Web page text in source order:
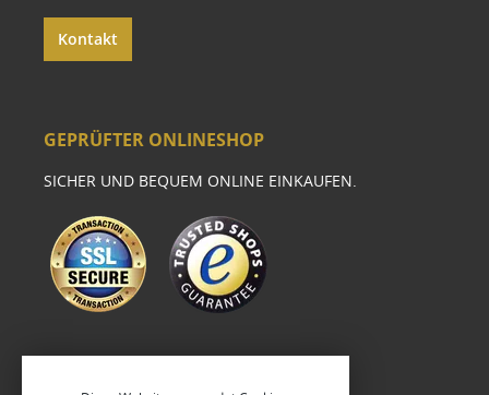
Kontakt
GEPRÜFTER ONLINESHOP
SICHER UND BEQUEM ONLINE EINKAUFEN.